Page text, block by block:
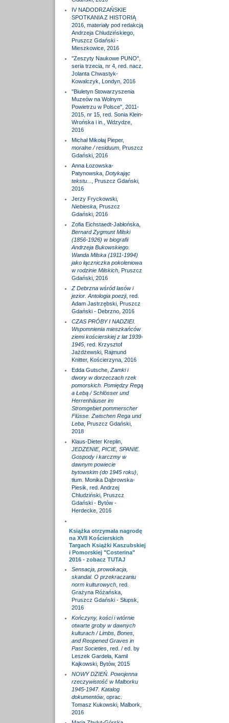
IV NADODRZAŃSKIE
SPOTKANIA Z HISTORIĄ
2016, materiały pod redakcją
Andrzeja Chludzińskiego,
Pruszcz Gdański -
Mieszkowice, 2016
"Zeszyty Naukowe PUNO",
seria trzecia, nr 4, red. nacz.
Jolanta Chwastyk-
Kowalczyk, Londyn, 2016
"Biuletyn Stowarzyszenia
Muzeów na Wolnym
Powietrzu w Polsce", 2011-
2015, nr 15, red. Sonia Klein-
Wrońska i in., Wdzydze,
2016
Michał Mikołaj Pieper,
moralne / residuum, Pruszcz
Gdański, 2016
Anna Łozowska-
Patynowska, Dotykając
tekstu...
, Pruszcz Gdański,
2016
Jerzy Fryckowski,
Niebieska, Pruszcz
Gdański, 2016
Zofia Eichstaedt-Jabłońska,
Bernard Zygmunt Milski
(1856-1926) w biografii
Andrzeja Bukowskiego.
Wanda Milska (1911-1994)
jako łączniczka pokoleniowa
w rodzinie Milskich, Pruszcz
Gdański, 2016
Z Debrzna wśród lasów i
jezior. Antologia poezji, red.
Adam Jastrzębski, Pruszcz
Gdański - Debrzno, 2016
CZAS PRÓBY I NADZIEI.
Wspomnienia mieszkańców
ziemi kościerskiej z lat 1939-
1945, red. Krzysztof
Jażdżewski, Rajmund
Knitter, Kościerzyna, 2016
Edda Gutsche, Zamki i
dwory w dorzeczach rzek
pomorskich. Pomiędzy Regą
a Łebą / Schlösser und
Herrenhäuser im
Stromgebiet pommerscher
Flüsse. Zwischen Rega und
Leba, Pruszcz Gdański,
2018
Klaus-Dieter Kreplin,
JEDZENIE, PICIE, SPANIE.
Gospody i karczmy w
dawnym powiecie
bytowskim (do 1945 roku)
tłum. Monika Dąbrowska-
Piesik, red. Andrzej
Chludziński, Pruszcz
Gdański - Bytów -
Herdecke, 2016
Książka otrzymała nagrodę
na XVII Kościerskich
Targach Książki Kaszubskiej
i Pomorskiej "Costerina"
2016 - zobacz TUTAJ
Sensacja, prowokacja,
skandal. O przekraczaniu
norm kulturowych, red.
Grażyna Różańska,
Pruszcz Gdański - Słupsk,
2016
Kończyny, kości i wtórnie
otwarte groby w dawnych
kulturach / Limbs, Bones,
and Reopened Graves in
Past Societies, red. / ed. by
Leszek Gardeła, Kamil
Kajkowski, Bytów, 2015
NOWY DZIEŃ. Powojenna
rzeczywistość w Malborku
1945-1947. Katalog
dokumentów, oprac.
Tomasz Kukowski, Malbork,
2016